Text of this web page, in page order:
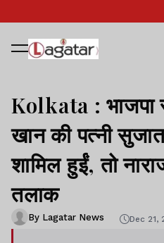
Kolkata : भाजपा
खान की पत्नी
शामिल हुईं, तो
तलाक
By Lagatar News Dec 21,